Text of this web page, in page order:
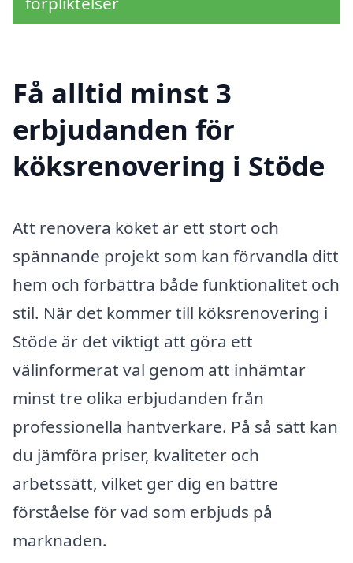
Få alltid minst 3
erbjudanden för
köksrenovering i Stöde
Att renovera köket är ett stort och
spännande projekt som kan förvandla ditt
hem och förbättra både funktionalitet och
stil. När det kommer till köksrenovering i
Stöde är det viktigt att göra ett
välinformerat val genom att inhämtar
minst tre olika erbjudanden från
professionella hantverkare. På så sätt kan
du jämföra priser, kvaliteter och
arbetssätt, vilket ger dig en bättre
förståelse för vad som erbjuds på
marknaden.